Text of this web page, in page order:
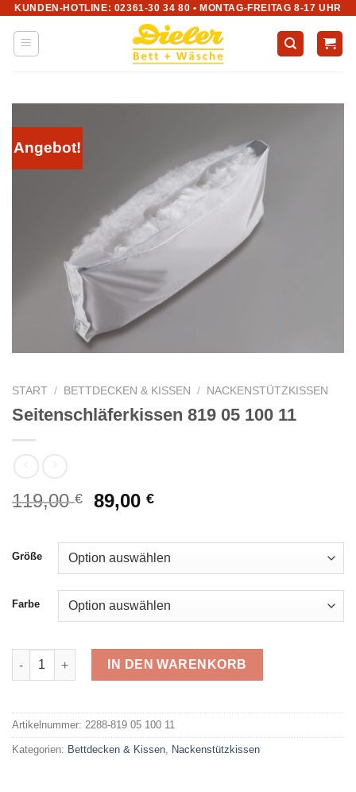
Zum
Inhalt
springen
KUNDEN-HOTLINE: 02361-30 34 80 • MONTAG-FREITAG 8-17 UHR
Angebot!
START / BETTDECKEN & KISSEN / NACKENSTÜTZKISSEN
Seitenschläferkissen 819 05 100 11
119,00€
Ursprünglicher
war:
119,00 €
89,00€Aktueller
ist:
89,00 €.
Größe
Farbe
Seitenschläferkissen 819 05 100 11 Menge
IN DEN WARENKORB
Artikelnummer: 2288-819 05 100 11
Kategorien: Bettdecken & Kissen, Nackenstützkissen